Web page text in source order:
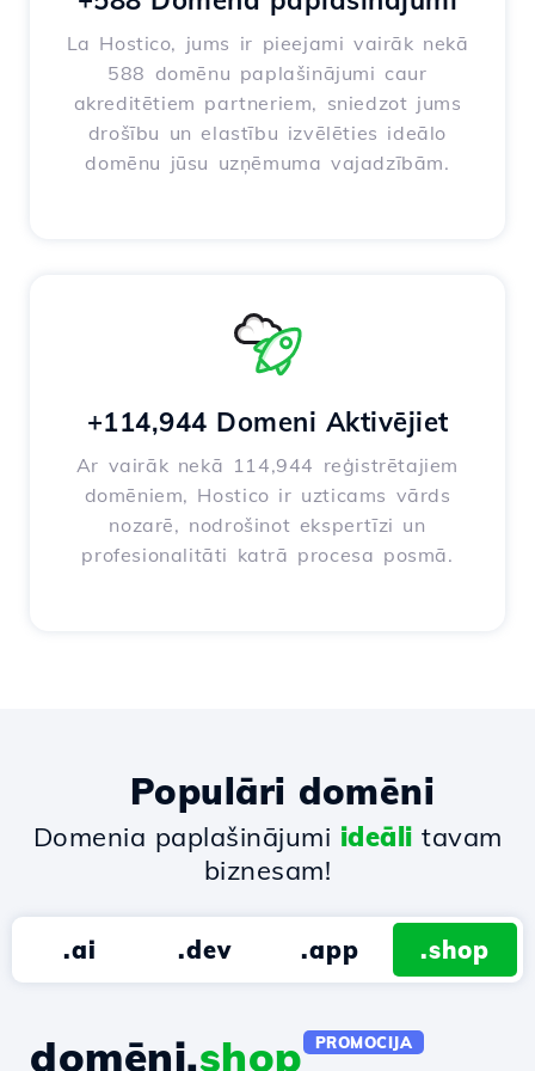
La Hostico, jums ir pieejami vairāk nekā
588 domēnu paplašinājumi caur
akreditētiem partneriem, sniedzot jums
drošību un elastību izvēlēties ideālo
domēnu jūsu uzņēmuma vajadzībām.
+114,944 Domeni Aktivējiet
Ar vairāk nekā 114,944 reģistrētajiem
domēniem, Hostico ir uzticams vārds
nozarē, nodrošinot ekspertīzi un
profesionalitāti katrā procesa posmā.
Populāri domēni
Domenia paplašinājumi ideāli tavam
biznesam!
.ai .dev .app .shop
domēni.shop PROMOCIJA